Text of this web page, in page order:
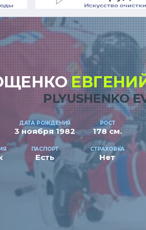
PLYUSHENKO
ДАТА РОЖДЕНИЯ
3 ноября 1982
РОСТ
178 см.
ПАСПОРТ
Есть
СТРАХОВКА
Нет